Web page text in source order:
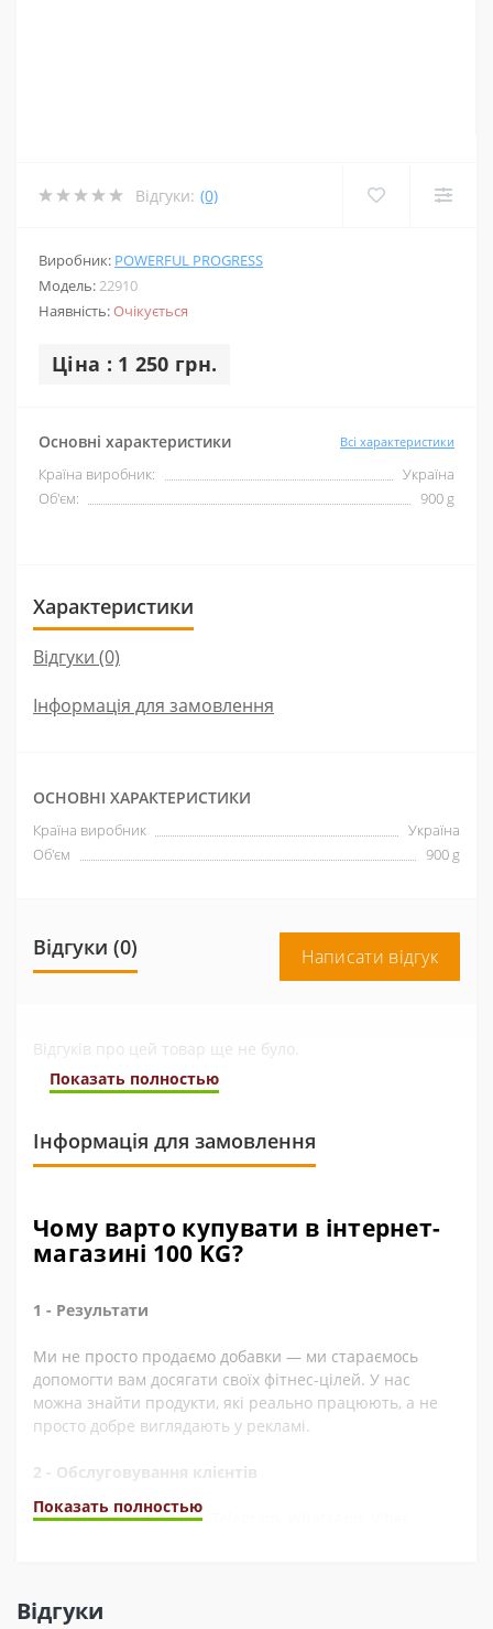
Відгуки: (0)
Виробник: POWERFUL PROGRESS
Модель:22910
Наявність:Очікується
Ціна : 1 250 грн.
Основні характеристики Всі характеристики
Країна виробник:
Україна
Об'єм:
900 g
Характеристики
Відгуки (0)
Інформація для замовлення
ОСНОВНІ ХАРАКТЕРИСТИКИ
Країна виробник
Україна
Об'єм
900 g
Відгуки (0) Написати відгук
Відгуків про цей товар ще не було.
Показать полностью
Інформація для замовлення
Чому варто купувати в інтернет-
магазині 100 KG?
1 - Результати
Ми не просто продаємо добавки — ми стараємось
допомогти вам досягати своїх фітнес-цілей. У нас
можна знайти продукти, які реально працюють, а не
просто добре виглядають у рекламі.
2 - Обслуговування клієнтів
Ми завжди на зв’язку у Telegram, WhatsApp, Viber,
Показать полностью
Відгуки